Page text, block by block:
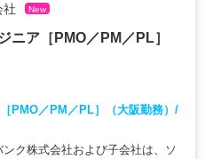
社 New
ニア［PMO／PM／PL］
PMO／PM／PL］（大阪勤務）/
ク株式会社および子会社は、ソ